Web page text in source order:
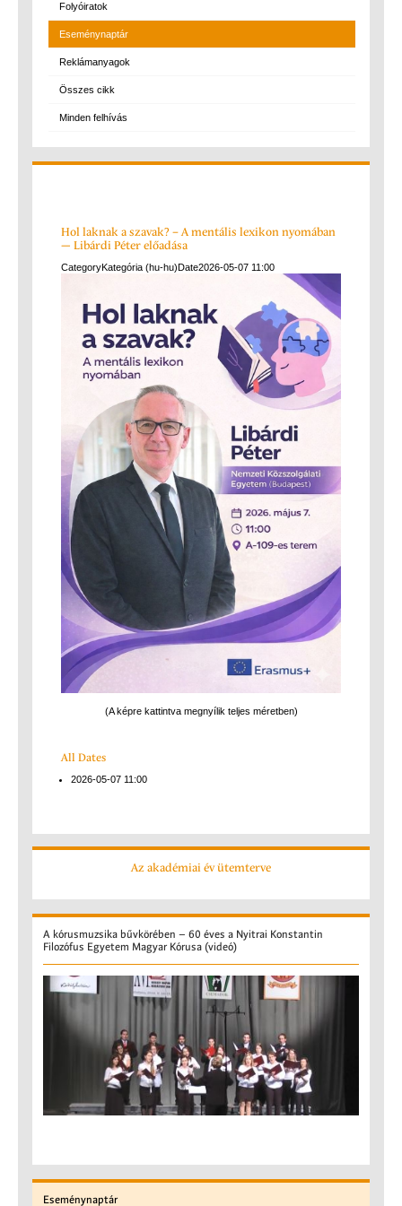
Folyóiratok
Eseménynaptár
Reklámanyagok
Összes cikk
Minden felhívás
Hol laknak a szavak? – A mentális lexikon nyomában
— Libárdi Péter előadása
CategoryKategória (hu-hu)Date2026-05-07 11:00
(A képre kattintva megnyílik teljes méretben)
All Dates
2026-05-07 11:00
Az akadémiai év ütemterve
A kórusmuzsika bűvkörében – 60 éves a Nyitrai Konstantin
Filozófus Egyetem Magyar Kórusa (videó)
Eseménynaptár